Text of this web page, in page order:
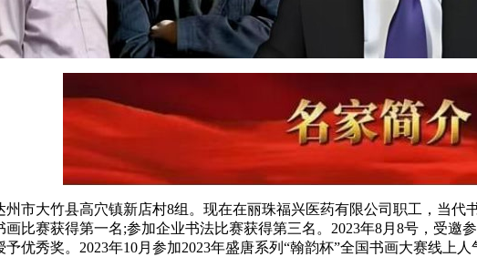
大竹县高穴镇新店村8组。现在在丽珠福兴医药有限公司职工，当代
比赛获得第一名;参加企业书法比赛获得第三名。2023年8月8号，受邀
优秀奖。2023年10月参加2023年盛唐系列“翰韵杯”全国书画大赛线上